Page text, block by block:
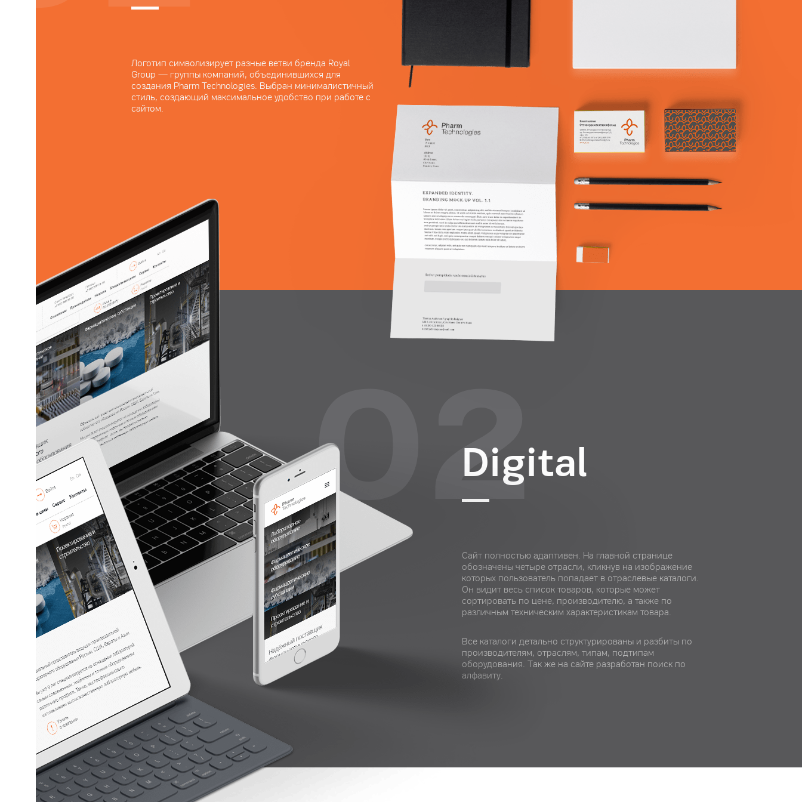
Логотип символизирует разные ветви бренда Royal
Group — группы компаний, объединившихся для
создания Pharm Technologies. Выбран минималистичный
стиль, создающий максимальное удобство при работе с
сайтом.
02
Digital
Сайт полностью адаптивен. На главной странице
обозначены четыре отрасли, кликнув на изображение
которых пользователь попадает в отраслевые каталоги.
Он видит весь список товаров, которые может
сортировать по цене, производителю, а также по
различным техническим характеристикам товара.
Все каталоги детально структурированы и разбиты по
производителям, отраслям, типам, подтипам
оборудования. Так же на сайте разработан поиск по
алфавиту.